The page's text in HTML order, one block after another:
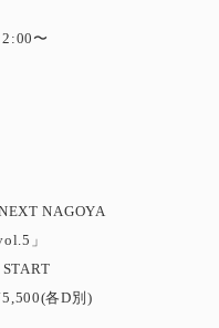
〜
NAGOYA
」
各D別)